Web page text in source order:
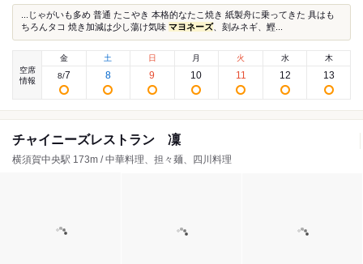
...じゃがいも多め 普通 たこやき 本格的なたこ焼き 紙製舟に乗ってきた 具はも
ちろんタコ 焼き加減は少し蕩け気味 マヨネーズ、刻みネギ、鰹...
空席
情報
金
8/7
土
8
日
9
月
10
火
11
水
12
木
13
チャイニーズレストラン 凜
横須賀中央駅 173m / 中華料理、担々麺、四川料理